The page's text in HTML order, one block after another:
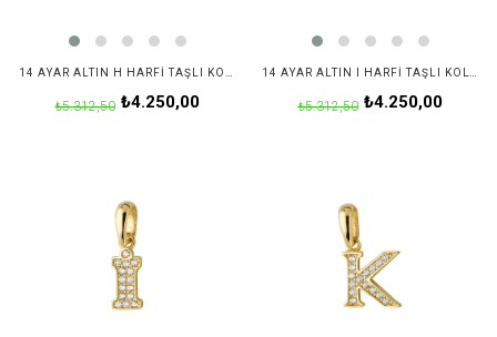
₺4.250,00
₺5.312,50 ₺4.250,00
₺5.312,50